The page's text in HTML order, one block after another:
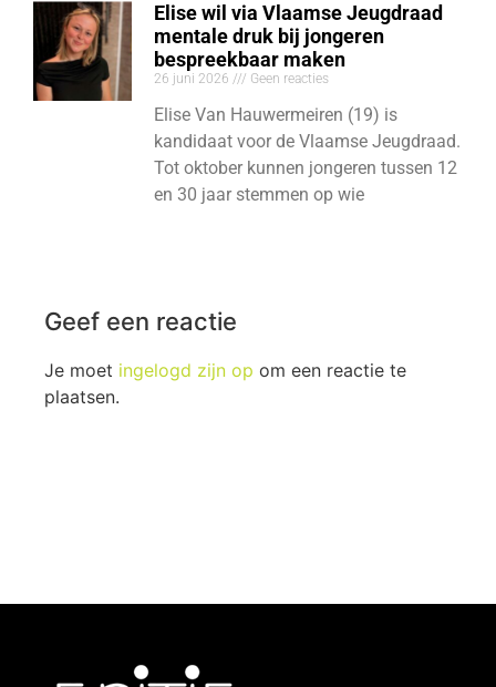
Elise wil via Vlaamse Jeugdraad
mentale druk bij jongeren
bespreekbaar maken
26 juni 2026 Geen reacties
Elise Van Hauwermeiren (19) is
kandidaat voor de Vlaamse Jeugdraad.
Tot oktober kunnen jongeren tussen 12
en 30 jaar stemmen op wie
Geef een reactie
Je moet ingelogd zijn op om een reactie te
plaatsen.